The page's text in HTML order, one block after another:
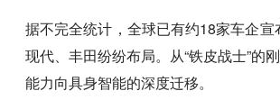
据不完全统计，全球已有约18家车企
现代、丰田纷纷布局。从“铁皮战士”的
能力向具身智能的深度迁移。